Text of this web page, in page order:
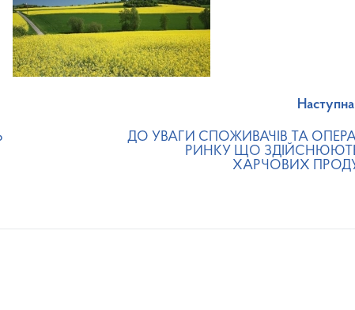
Наступна
ДО УВАГИ СПОЖИВАЧІВ ТА
РИНКУ ЩО ЗДІЙСНЮЮТЬ
ХАРЧОВИХ